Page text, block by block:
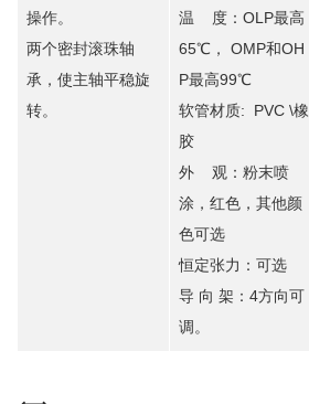
操作。
两个密封滚珠轴
承，使主轴平稳旋
转。
温 度：OLP最高
65℃， OMP和OH
P最高99℃
软管材质: PVC \橡
胶
外 观：粉末喷
涂，红色，其他颜
色可选
恒定张力：可选
导 向 架：4方向可
调。